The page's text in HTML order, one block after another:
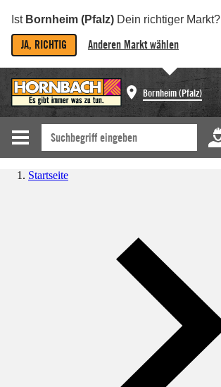
Ist Bornheim (Pfalz) Dein richtiger Markt?
JA, RICHTIG Anderen Markt wählen
Bornheim (Pfalz)
Startseite